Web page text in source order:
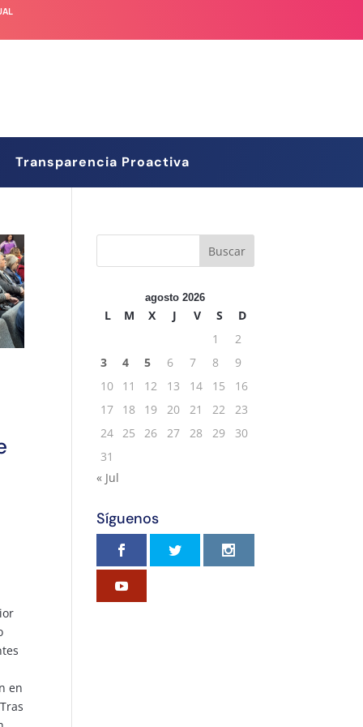
Transparencia Proactiva
en
agosto 2026
L M X J V S
D
1
2
3
4 5 6 7 8
9
10
11 12 13 14 15
16
17
18 19 20 21 22
23
24 25 26 27 28 29
30
31
« Jul
Síguenos